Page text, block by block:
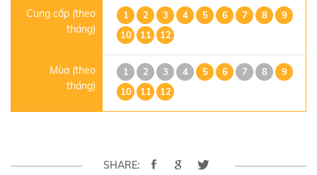
Cung cấp (theo
tháng)
1 2 3 4 5 6 7 8
9
10
11 12
Mùa (theo
tháng)
1 2 3 4 5 6 7 8
9
10
11 12
SHARE: